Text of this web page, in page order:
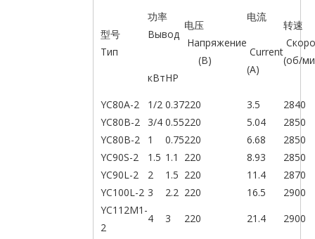
型号
Тип
功率
Вывод
电压
Напряжение
(В)
电流
Current
(A)
转
(об/
кВтHP
YC80A-2
1/2 0.37220 3.5
2840
YC80B-2
3/4 0.55220 5.04
2850
YC80B-2
1 0.75220 6.68
2850
YC90S-2
1.5 1.1 220 8.93
2850
YC90L-2
2 1.5 220 11.4
2870
YC100L-2 3 2.2 220 16.5
2900
YC112M1-
2
4 3 220 21.4
2900